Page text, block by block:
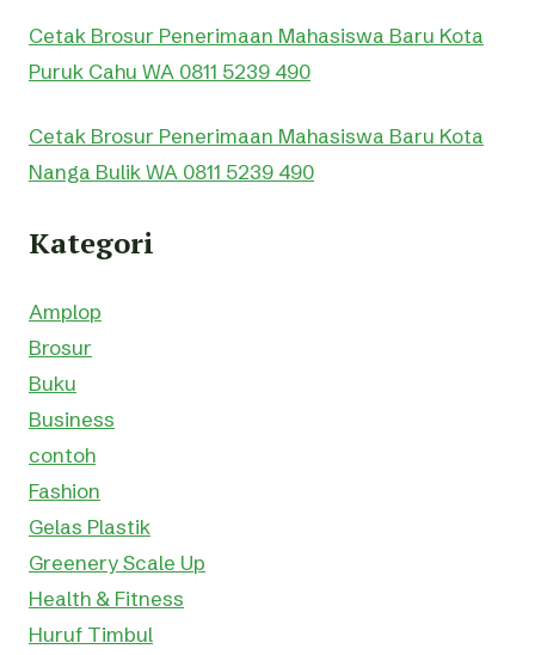
Cetak Brosur Penerimaan Mahasiswa Baru Kota
Puruk Cahu WA 0811 5239 490
Cetak Brosur Penerimaan Mahasiswa Baru Kota
Nanga Bulik WA 0811 5239 490
Kategori
Amplop
Brosur
Buku
Business
contoh
Fashion
Gelas Plastik
Greenery Scale Up
Health & Fitness
Huruf Timbul